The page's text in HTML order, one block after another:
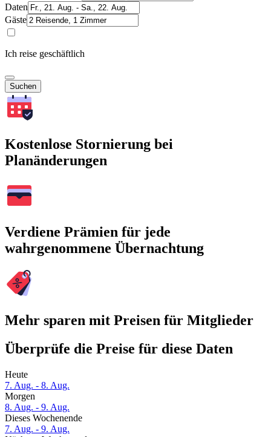
Daten
Gäste
Ich reise geschäftlich
Suchen
Kostenlose Stornierung bei
Planänderungen
Verdiene Prämien für jede
wahrgenommene Übernachtung
Mehr sparen mit Preisen für Mitglieder
Überprüfe die Preise für diese Daten
Heute
7. Aug. - 8. Aug.
Morgen
8. Aug. - 9. Aug.
Dieses Wochenende
7. Aug. - 9. Aug.